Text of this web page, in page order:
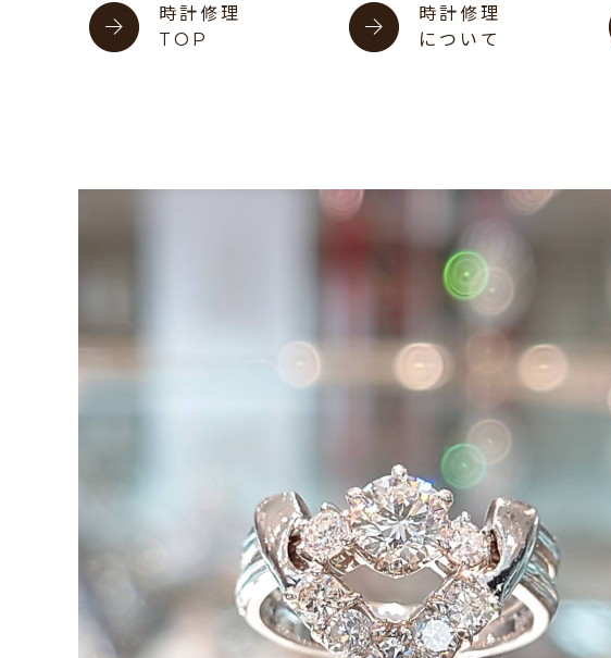
時計修理
TOP
時計修理
について